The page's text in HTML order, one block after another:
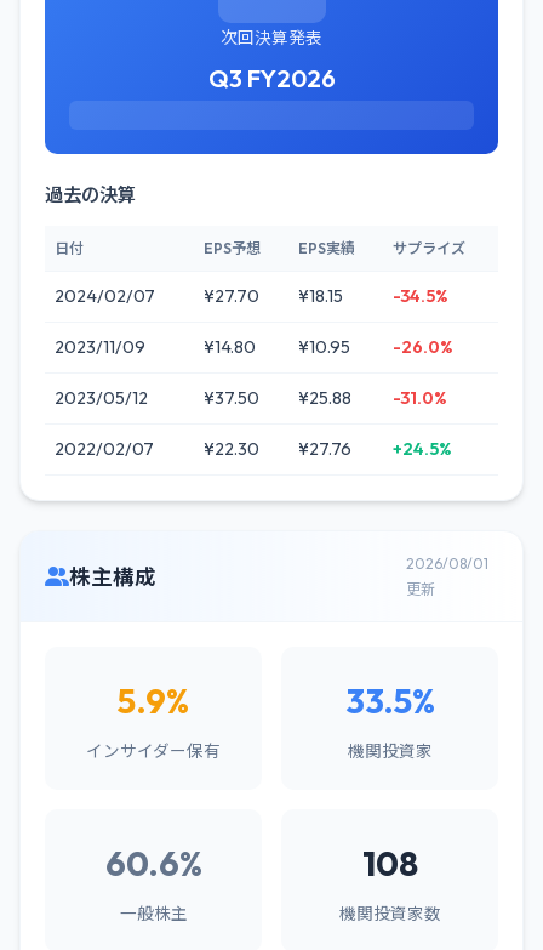
次回決算発表
Q3 FY2026
過去の決算
日付 EPS予想 EPS実績 サプライズ
2024/02/07 ¥27.70 ¥18.15 -34.5%
2023/11/09 ¥14.80 ¥10.95 -26.0%
2023/05/12 ¥37.50 ¥25.88 -31.0%
2022/02/07 ¥22.30 ¥27.76 +24.5%
株主構成
2026/08/01
更新
5.9%
インサイダー保有
33.5%
機関投資家
60.6%
一般株主
108
機関投資家数